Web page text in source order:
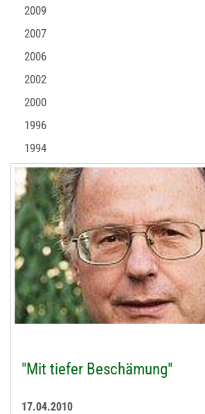
2009
2007
2006
2002
2000
1996
1994
"Mit tiefer Beschämung"
17.04.2010